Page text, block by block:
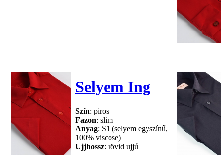
Selyem Ing
Szín: piros
Fazon: slim
Anyag: S1 (selyem egyszínű,
100% viscose)
Ujjhossz: rövid ujjú